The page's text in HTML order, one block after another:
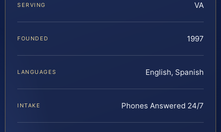
SERVING VA
FOUNDED 1997
LANGUAGES English, Spanish
INTAKE Phones Answered 24/7